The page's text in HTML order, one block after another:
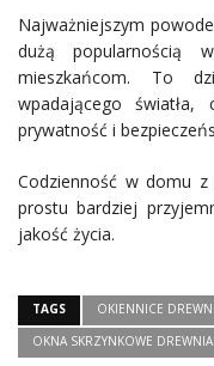
Najważniejszym
dużą
mieszkańcom. To
wpadającego
prywatność i
Codzienność w domu
prostu bardziej
jakość życia.
TAGS
OKIENNICE
OKNA SKRZYNKOWE